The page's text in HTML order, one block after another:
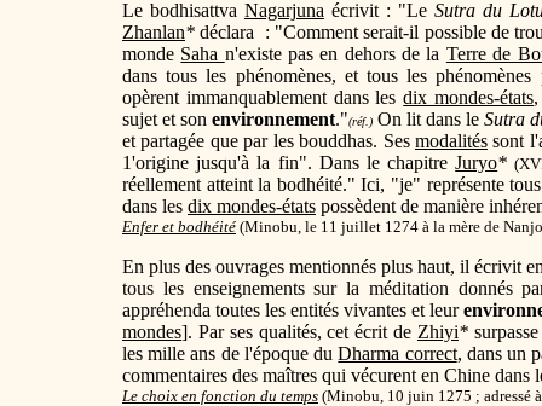
Le bodhisattva Nagarjuna écrivit : "Le Sutra du
Zhanlan* déclara : "Comment serait-il possible de
monde Saha n'existe pas en dehors de la Terre de
dans tous les phénomènes, et tous les
opèrent immanquablement dans lesdix mondes-états
sujet et son environnement."(réf.) On lit dans le Sutra
et partagée que par les bouddhas. Ses modalitéssont
1'origine jusqu'à la fin". Dans le chapitreJuryo*
réellement atteint la bodhéité." Ici, "je" représente
dans les dix mondes-états possèdent de manière
Enfer et bodhéité (Minobu, le 11 juillet 1274 à la mère de
En plus des ouvrages mentionnés plus haut, il écrivit
tous les enseignements sur la méditation donnés
appréhenda toutes les entités vivantes et leur
mondes]. Par ses qualités, cet écrit de Zhiyi*
les mille ans de l'époque duDharma correct, dans un
commentaires des maîtres qui vécurent en Chine dans
Le choix en fonction du temps (Minobu, 10 juin 1275 ; adressé